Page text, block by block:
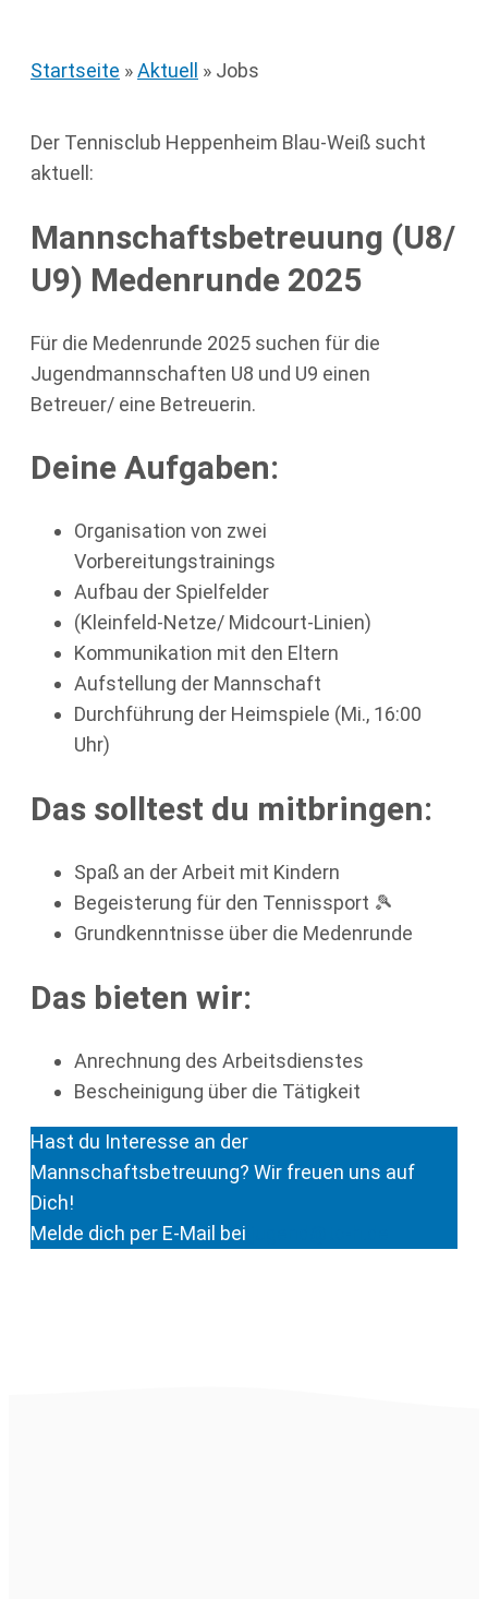
Startseite »Aktuell » Jobs
Der Tennisclub Heppenheim Blau-Weiß sucht
aktuell:
Mannschaftsbetreuung (U8/
U9) Medenrunde 2025
Für die Medenrunde 2025 suchen für die
Jugendmannschaften U8 und U9 einen
Betreuer/ eine Betreuerin.
Deine Aufgaben:
Organisation von zwei
Vorbereitungstrainings
Aufbau der Spielfelder
(Kleinfeld-Netze/ Midcourt-Linien)
Kommunikation mit den Eltern
Aufstellung der Mannschaft
Durchführung der Heimspiele (Mi., 16:00
Uhr)
Das solltest du mitbringen:
Spaß an der Arbeit mit Kindern
Begeisterung für den Tennissport 🎾
Grundkenntnisse über die Medenrunde
Das bieten wir:
Anrechnung des Arbeitsdienstes
Bescheinigung über die Tätigkeit
Hast du Interesse an der
Mannschaftsbetreuung? Wir freuen uns auf
Dich!
Melde dich per E-Mail bei